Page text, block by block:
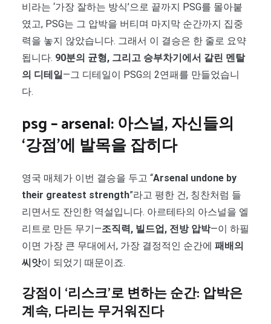
비라는 ‘가장 잘하는 방식’으로 끝까지 PSG를 몰아붙
였고, PSG는 그 압박을 버티며 마지막 순간까지 집중
력을 놓지 않았습니다. 그래서 이 결승은 한 줄로 요약
됩니다. 90분의 균형, 그리고 승부차기에서 갈린 멘탈
의 디테일—그 디테일이 PSG의 2연패를 만들었습니
다.
psg – arsenal: 아스널, 자신들의
‘강점’에 발목을 잡히다
영국 매체가 이번 결승을 두고 “Arsenal undone by
their greatest strength”라고 평한 건, 칭찬처럼 들
리면서도 잔인한 역설입니다. 아르테타의 아스널을 엘
리트로 만든 무기—조직력, 빌드업, 전방 압박—이 하필
이면 가장 큰 무대에서, 가장 결정적인 순간에 패배의
씨앗이 되었기 때문이죠.
강점이 ‘리스크’로 변하는 순간: 압박은
계속, 다리는 무거워진다